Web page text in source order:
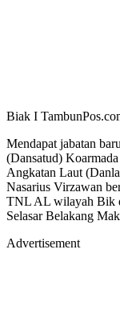
Biak I
Mendapat jabatan
(Dansatud)
Angkatan Laut
Nasarius Virzawan
TNL AL wilayah Bik
Selasar Belakang
Advertisement